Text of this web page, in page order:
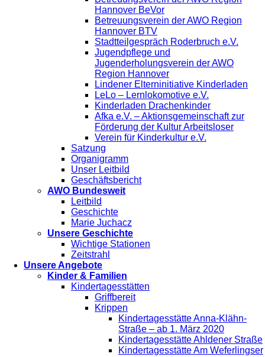
Hannover BeVor
Betreuungsverein der AWO Region
Hannover BTV
Stadtteilgespräch Roderbruch e.V.
Jugendpflege und
Jugenderholungsverein der AWO
Region Hannover
Lindener Elterninitiative Kinderladen
LeLo – Lernlokomotive e.V.
Kinderladen Drachenkinder
Afka e.V. – Aktionsgemeinschaft zur
Förderung der Kultur Arbeitsloser
Verein für Kinderkultur e.V.
Satzung
Organigramm
Unser Leitbild
Geschäftsbericht
AWO Bundesweit
Leitbild
Geschichte
Marie Juchacz
Unsere Geschichte
Wichtige Stationen
Zeitstrahl
Unsere Angebote
Kinder & Familien
Kindertagesstätten
Griffbereit
Krippen
Kindertagesstätte Anna-Klähn-
Straße – ab 1. März 2020
Kindertagesstätte Ahldener Straße
Kindertagesstätte Am Weferlingser